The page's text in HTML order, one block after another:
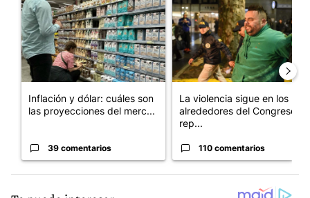
Inflación y dólar: cuáles son
las proyecciones del merc...
39 comentarios
La violencia sigue en los
alrededores del Congreso:
rep...
110 comentarios